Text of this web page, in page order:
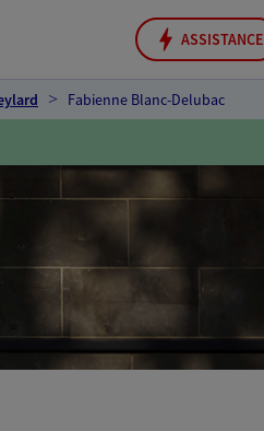
ASSISTANCE
Fabienne Blanc-Delubac